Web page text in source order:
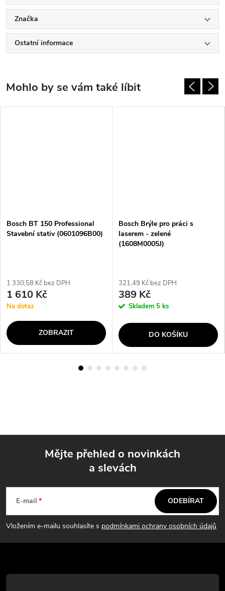
Značka
Ostatní informace
Bosch BT 150 Professional
Stavební stativ (0601096B00)
1 330,58 Kč bez DPH
1 610 Kč
Na dotaz
ZOBRAZIT
Bosch Brýle pro práci s
laserem - zelené
(1608M0005J)
321,49 Kč bez DPH
389 Kč
Skladem 5 ks
DO KOŠÍKU
p
a
t
Mějte přehled o novinkách
a slevách
E-mail
Vložením e-mailu souhlasíte s podmínkami ochrany osobních údajů
ODEBÍRAT